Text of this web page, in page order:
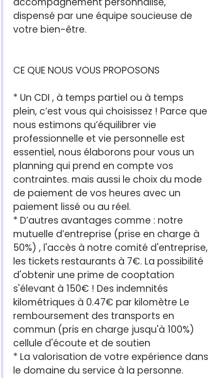
dispensé par une équipe soucieuse de
votre bien-être.
CE QUE NOUS VOUS PROPOSONS
* Un CDI , à temps partiel ou à temps
plein, c’est vous qui choisissez ! Parce que
nous estimons qu’équilibrer vie
professionnelle et vie personnelle est
essentiel, nous élaborons pour vous un
planning qui prend en compte vos
contraintes. mais aussi le choix du mode
de paiement de vos heures avec un
paiement lissé ou au réel.
* D’autres avantages comme : notre
mutuelle d’entreprise (prise en charge à
50%) , l'accès à notre comité d'entreprise,
les tickets restaurants à 7€. La possibilité
d'obtenir une prime de cooptation
s'élevant à 150€ ! Des indemnités
kilométriques à 0.47€ par kilomètre Le
remboursement des transports en
commun (pris en charge jusqu'à 100%)
cellule d'écoute et de soutien
* La valorisation de votre expérience dans
le domaine du service à la personne.